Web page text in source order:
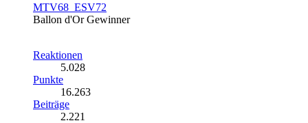
MTV68_ESV72
Ballon d'Or Gewinner
Reaktionen
5.028
Punkte
16.263
Beiträge
2.221